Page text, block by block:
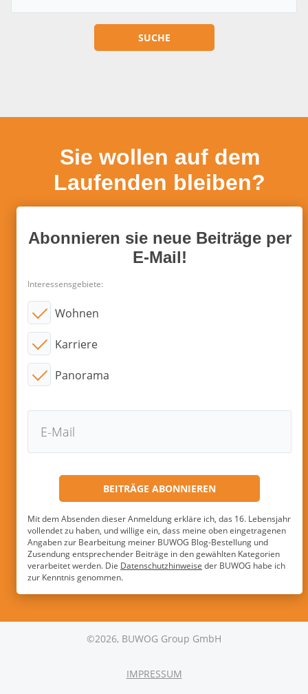
Sie wollen auf dem
Laufenden bleiben?
Abonnieren sie neue Beiträge per
E-Mail!
Interessensgebiete:
Wohnen
Karriere
Panorama
Mit dem Absenden dieser Anmeldung erkläre ich, das 16. Lebensjahr
vollendet zu haben, und willige ein, dass meine oben eingetragenen
Angaben zur Bearbeitung meiner BUWOG Blog-Bestellung und
Zusendung entsprechender Beiträge in den gewählten Kategorien
verarbeitet werden. Die Datenschutzhinweise der BUWOG habe ich
zur Kenntnis genommen.
©2026, BUWOG Group GmbH
IMPRESSUM